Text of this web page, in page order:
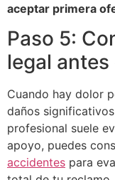
aceptar primera
Paso 5:
legal
Cuando hay dolor
daños
profesional suele
apoyo, puedes
accidentes para